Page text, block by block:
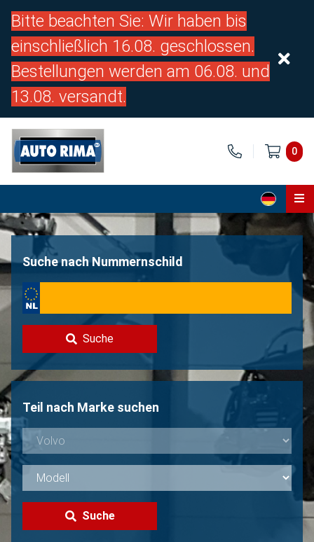
Bitte beachten Sie: Wir haben bis
einschließlich 16.08. geschlossen.
Bestellungen werden am 06.08. und
13.08. versandt.
0
Home
Über uns
Kontakt
Volvo Verkaufen?
Nicht gefunden?
Suche nach Nummernschild
Suche
Teil nach Marke suchen
Suche